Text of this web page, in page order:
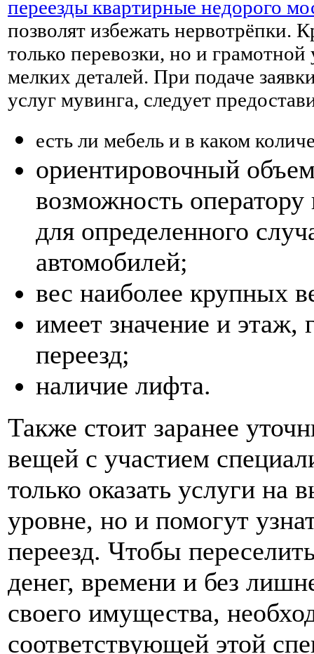
переезды квартирные недорого
позволят избежать нервотрёпки.
только перевозки, но и
мелких деталей. При подаче
услуг мувинга, следует
есть ли мебель и в каком
ориентировочный
возможность
для определенного
автомобилей;
вес наиболее крупных
имеет значение и этаж,
переезд;
наличие лифта.
Также стоит заранее
вещей с участием
только оказать услуги
уровне, но и помогут
переезд. Чтобы
денег, времени и без
своего имущества,
соответствующей этой